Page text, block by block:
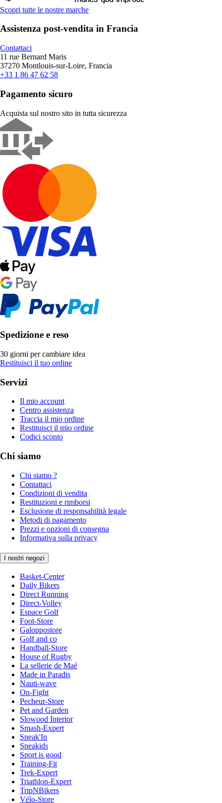
Scopri tutte le nostre marche
Assistenza post-vendita in Francia
Contattaci
11 rue Bernard Maris
37270 Montlouis-sur-Loire, Francia
+33 1 86 47 62 58
Pagamento sicuro
Acquista sul nostro sito in tutta sicurezza
Spedizione e reso
30 giorni per cambiare idea
Restituisci il tuo ordine
Servizi
Il mio account
Centro assistenza
Traccia il mio ordine
Restituisci il mio ordine
Codici sconto
Chi siamo
Chi siamo ?
Contattaci
Condizioni di vendita
Restituzioni e rimborsi
Esclusione di responsabilità legale
Metodi di pagamento
Prezzi e opzioni di consegna
Informativa sulla privacy
I nostri negozi
Basket-Center
Daily Bikers
Direct Running
Direct-Volley
Espace Golf
Foot-Store
Galoppostore
Golf and co
Handball-Store
House of Rugby
La sellerie de Maé
Made in Paradis
Nauti-wave
On-Fight
Pecheur-Store
Pet and Garden
Slowood Interior
Smash-Expert
Sneak'In
Sneakids
Sport is good
Training-Fit
Trek-Expert
Triathlon-Expert
TripNBikers
Vélo-Store